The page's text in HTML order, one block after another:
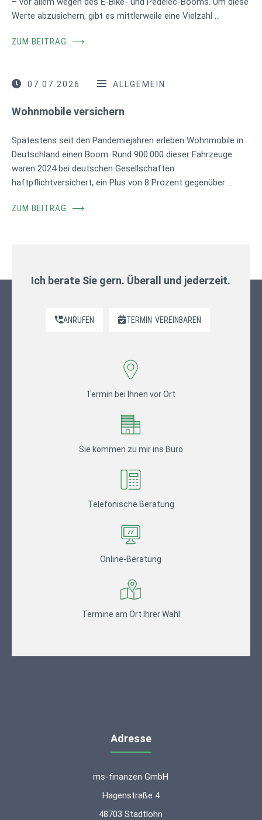
Werte abzusichern, gibt es mittlerweile eine Vielzahl …
ZUM BEITRAG ⟶
07.07.2026 ALLGEMEIN
Wohnmobile versichern
Spätestens seit den Pandemiejahren erleben Wohnmobile in
Deutschland einen Boom. Rund 900.000 dieser Fahrzeuge
waren 2024 bei deutschen Gesellschaften
haftpflichtversichert, ein Plus von 8 Prozent gegenüber …
ZUM BEITRAG ⟶
Ich berate Sie gern. Überall und jederzeit.
ANRUFEN TERMIN VEREINBAREN
Termin bei Ihnen vor Ort
Sie kommen zu mir ins Büro
Telefonische Beratung
Online-Beratung
Termine am Ort Ihrer Wahl
Adresse
ms-finanzen GmbH
Hagenstraße 4
48703 Stadtlohn